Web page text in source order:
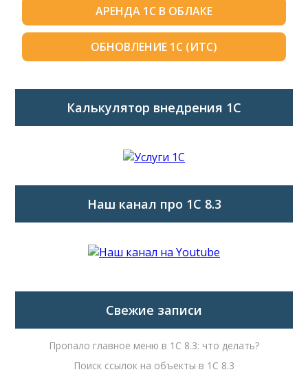
АРЕНДА 1С В ОБЛАКЕ
ОБНОВЛЕНИЕ 1С (ИТС)
Калькулятор внедрения 1C
Наш канал про 1С 8.3
Свежие записи
Пропало главное меню в 1С 8.3: что делать?
Поиск ссылок на объекты в 1С 8.3